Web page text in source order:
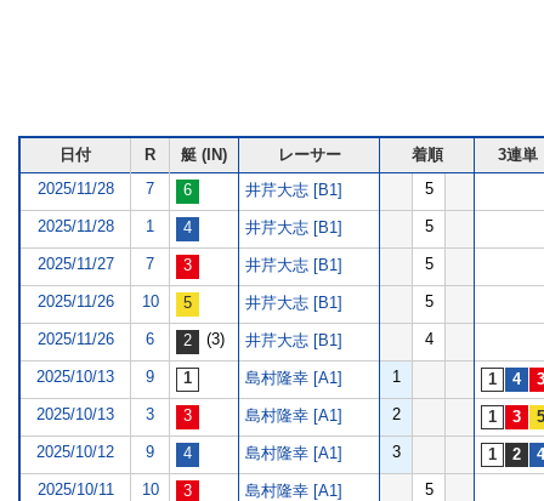
日付 R 艇 (IN) レーサー 着順
3連単
2025/11/28
7 井芹大志 [B1] 5
2025/11/28 1 井芹大志 [B1] 5
2025/11/27 7 井芹大志 [B1] 5
2025/11/26 10 井芹大志 [B1] 5
2025/11/26 6 (3) 井芹大志 [B1] 4
2025/10/13 9 島村隆幸 [A1] 1
2025/10/13 3 島村隆幸 [A1] 2
2025/10/12 9 島村隆幸 [A1] 3
2025/10/11 10 島村隆幸 [A1] 5